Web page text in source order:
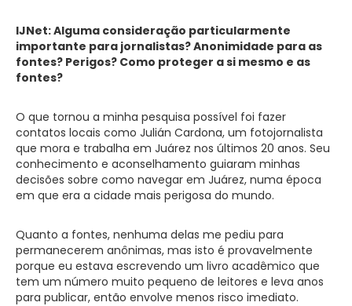
IJNet: Alguma consideração particularmente
importante para jornalistas? Anonimidade para as
fontes? Perigos? Como proteger a si mesmo e as
fontes?
O que tornou a minha pesquisa possível foi fazer
contatos locais como Julián Cardona, um fotojornalista
que mora e trabalha em Juárez nos últimos 20 anos. Seu
conhecimento e aconselhamento guiaram minhas
decisões sobre como navegar em Juárez, numa época
em que era a cidade mais perigosa do mundo.
Quanto a fontes, nenhuma delas me pediu para
permanecerem anônimas, mas isto é provavelmente
porque eu estava escrevendo um livro acadêmico que
tem um número muito pequeno de leitores e leva anos
para publicar, então envolve menos risco imediato.